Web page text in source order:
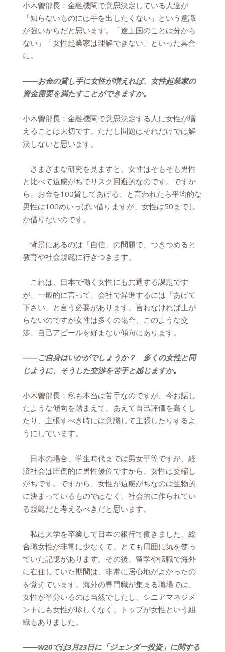
小木曽部長：金融機関で意思決定している人達が
「知らないものには手を出したくない」という意識
が強いからだと思います。「途上国のことは分から
ない」「女性起業家は理解できない」といった具合
に。
――お金の貸し手に女性が増えれば、女性起業家の
資金需要を満たすことができますか。
小木曽部長：金融機関で意思決定する人に女性が増
えることは大切です。ただし問題はそれだけでは解
決しないと思います。
さまざまな研究を見ますと、女性はそもそも男性
と比べて遠慮がちでリスク回避的なのです。ですか
ら、お金を100貸してあげる、と言われたら平均的な
男性は100めいっぱい借りますが、女性は50までし
か借りないのです。
背景にあるのは「自信」の問題で、つきつめると
教育や社会規範に行きつきます。
これは、日本で働く女性にも共通する課題です
が、一般的に言って、会社で昇進するには「あげて
下さい」と言う必要があります。言わなければ上が
らないのですが女性は多くの場合、このような交
渉、自己アピールを好まない傾向にあります。
――ご自身はいかがでしょうか？ 多くの女性と同
じように、そうした交渉を苦手と感じますか。
小木曽部長：私も本当は苦手なのですが、今お話し
たような傾向を踏まえて、あえて自己評価を高くし
たり、主張すべき時には意識して主張したりするよ
うにしています。
日本の場合、学生時代までは男女平等ですが、経
済社会は圧倒的に男性優位ですから、女性は委縮し
がちです。ですから、女性が遠慮がちなのは生物的
に決まっているものではなく、社会的に作られてい
る規範だと考えるべきだと思います。
私は大学を卒業して日本の銀行で働きました。総
合職女性が非常に少なくて、とても周囲に気を使っ
ていた記憶があります。その後、留学や転職で海外
に在住していた期間は、非常に居心地がよかったの
を覚えています。海外の専門職が集まる職場では、
女性が半分いるのは当然でしたし、シニアマネジメ
ントにも女性が珍しくなく、トップが女性という組
織もありました。
――W20では3月23日に「ジェンダー投資」に関する